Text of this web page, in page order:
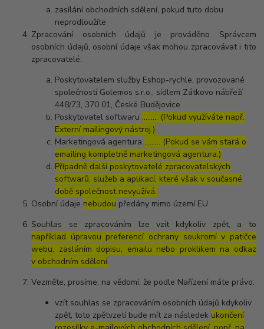
zasílání obchodních sdělení, pokud tuto dobu
neprodloužíte
Zpracování osobních údajů je prováděno Správcem
osobních údajů, osobní údaje však mohou zpracovávat i tito
zpracovatelé:
Poskytovatelem služby Eshop-rychle, provozované
společností Golemos s.r.o., sídlem Zátkovo nábřeží
448/73, 370 01, České Budějovice
Poskytovatel softwaru ……… (Pokud využíváte např.
Externí mailingový nástroj.)
Marketingová agentura ……… (Pokud se vám stará o
emailing kompletně marketingová agentura.)
Případně další poskytovatelé zpracovatelských
softwarů, služeb a aplikací, které však v současné
době společnost nevyužívá.
Osobní údaje nebudou předány mimo území EU.
Souhlas se zpracováním lze vzít kdykoliv zpět, a to
například úpravou preferencí ochrany soukromí v patičce
webu, zasláním dopisu, emailu nebo proklikem na odkaz
v obchodním sdělení.
Vezměte, prosíme, na vědomí, že podle Nařízení máte právo:
vzít souhlas se zpracováním osobních údajů kdykoliv
zpět, toto zpětvzetí bude mít za následek ukončení